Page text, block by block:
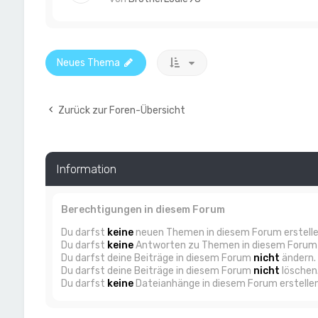
Neues Thema
Zurück zur Foren-Übersicht
Information
Berechtigungen in diesem Forum
Du darfst keineneuen Themen in diesem Forum
Du darfst keineAntworten zu Themen in diesem
Du darfst deine Beiträge in diesem Forum nicht ändern.
Du darfst deine Beiträge in diesem Forum nicht löschen.
Du darfst keineDateianhänge in diesem Forum